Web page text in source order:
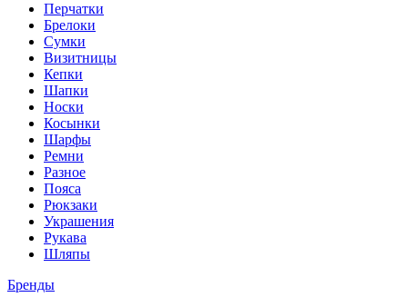
Перчатки
Брелоки
Сумки
Визитницы
Кепки
Шапки
Носки
Косынки
Шарфы
Ремни
Разное
Пояса
Рюкзаки
Украшения
Рукава
Шляпы
Бренды